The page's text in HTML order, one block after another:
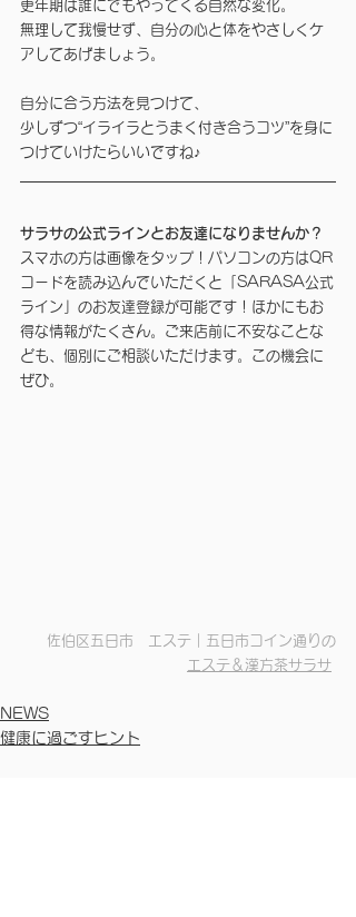
更年期は誰にでもやってくる自然な変化。
無理して我慢せず、自分の心と体をやさしくケ
アしてあげましょう。
自分に合う方法を見つけて、
少しずつ“イライラとうまく付き合うコツ”を身に
つけていけたらいいですね♪
サラサの公式ラインとお友達になりませんか？
スマホの方は画像をタップ！パソコンの方はQR
コードを読み込んでいただくと「SARASA公式
ライン」のお友達登録が可能です！ほかにもお
得な情報がたくさん。ご来店前に不安なことな
ども、個別にご相談いただけます。この機会に
ぜひ。
佐伯区五日市　エステ｜五日市コイン通りの
エステ＆漢方茶サラサ
NEWS
健康に過ごすヒント